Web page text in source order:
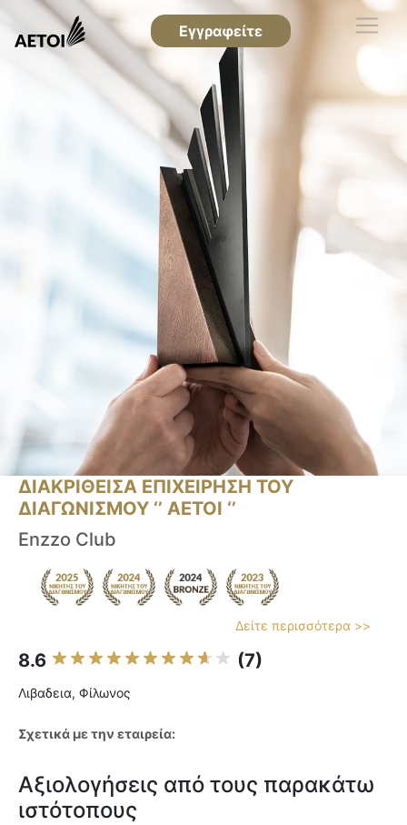
Εγγραφείτε
ΔΙΑΚΡΙΘΕΙΣΑ ΕΠΙΧΕΙΡΗΣΗ ΤΟΥ
ΔΙΑΓΩΝΙΣΜΟΥ ‘’ ΑΕΤΟΙ ‘’
Enzzo Club
Δείτε περισσότερα >>
8.6 (7)
Λιβαδεια, Φίλωνος
Σχετικά με την εταιρεία:
Αξιολογήσεις από τους παρακάτω
ιστότοπους